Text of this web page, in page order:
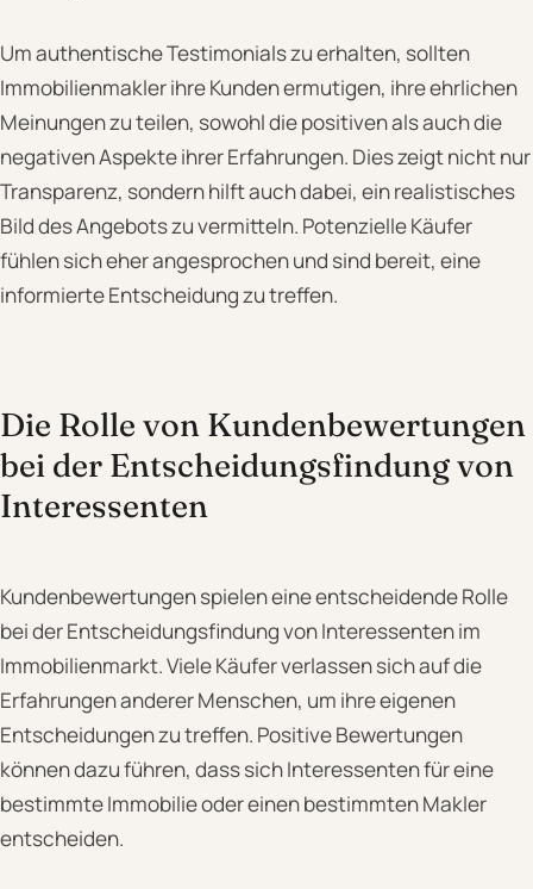
Um authentische Testimonials zu erhalten, sollten
Immobilienmakler ihre Kunden ermutigen, ihre ehrlichen
Meinungen zu teilen, sowohl die positiven als auch die
negativen Aspekte ihrer Erfahrungen. Dies zeigt nicht nur
Transparenz, sondern hilft auch dabei, ein realistisches
Bild des Angebots zu vermitteln. Potenzielle Käufer
fühlen sich eher angesprochen und sind bereit, eine
informierte Entscheidung zu treffen.
Die Rolle von Kundenbewertungen
bei der Entscheidungsfindung von
Interessenten
Kundenbewertungen spielen eine entscheidende Rolle
bei der Entscheidungsfindung von Interessenten im
Immobilienmarkt. Viele Käufer verlassen sich auf die
Erfahrungen anderer Menschen, um ihre eigenen
Entscheidungen zu treffen. Positive Bewertungen
können dazu führen, dass sich Interessenten für eine
bestimmte Immobilie oder einen bestimmten Makler
entscheiden.